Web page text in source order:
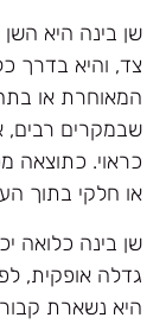
שן בינה היא
צד, והיא בדרך
המאוחרת או
שבמקרים רבים,
כראוי. כתוצאה
או חלקי בתוך
שן בינה כלואה
גדלה אופקית,
היא נשארת